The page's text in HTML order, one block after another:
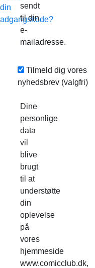
din
adgangskode?
sendt
til din
e-
mailadresse.
Tilmeld dig vores
nyhedsbrev (valgfri)
Dine
personlige
data
vil
blive
brugt
til at
understøtte
din
oplevelse
på
vores
hjemmeside
www.comicclub.dk,